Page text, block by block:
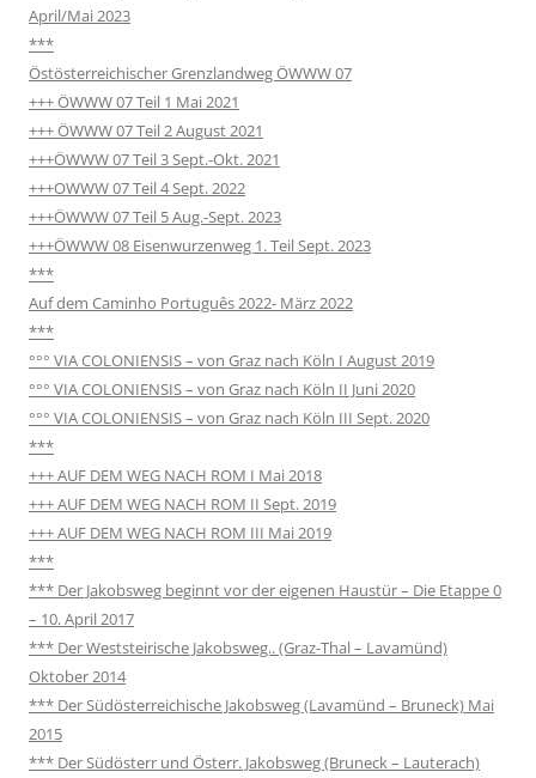
April/Mai 2023
***
Östösterreichischer Grenzlandweg ÖWWW 07
+++ ÖWWW 07 Teil 1 Mai 2021
+++ ÖWWW 07 Teil 2 August 2021
+++ÖWWW 07 Teil 3 Sept.-Okt. 2021
+++OWWW 07 Teil 4 Sept. 2022
+++ÖWWW 07 Teil 5 Aug.-Sept. 2023
+++ÖWWW 08 Eisenwurzenweg 1. Teil Sept. 2023
***
Auf dem Caminho Português 2022- März 2022
***
°°° VIA COLONIENSIS – von Graz nach Köln I August 2019
°°° VIA COLONIENSIS – von Graz nach Köln II Juni 2020
°°° VIA COLONIENSIS – von Graz nach Köln III Sept. 2020
***
+++ AUF DEM WEG NACH ROM I Mai 2018
+++ AUF DEM WEG NACH ROM II Sept. 2019
+++ AUF DEM WEG NACH ROM III Mai 2019
***
*** Der Jakobsweg beginnt vor der eigenen Haustür – Die Etappe 0
– 10. April 2017
*** Der Weststeirische Jakobsweg.. (Graz-Thal – Lavamünd)
Oktober 2014
*** Der Südösterreichische Jakobsweg (Lavamünd – Bruneck) Mai
2015
*** Der Südösterr und Österr. Jakobsweg (Bruneck – Lauterach)